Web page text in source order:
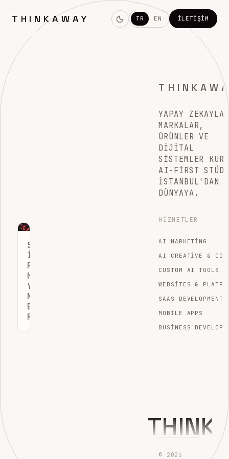
THINKAWAY TR EN İLETIŞIM
SEO
ILE
POTANSIYEL
MÜŞTERI
YARATMA:
NITELIKLI
BÜYÜME
REHBERI
YAPAY ZEKAYLA
MARKALAR,
ÜRÜNLER VE
DIJITAL
SISTEMLER
AI-FIRST
İSTANBUL'DAN
DÜNYAYA.
HIZMETLER
AI MARKETING
AI CREATIVE & CGI
CUSTOM AI TOOLS
WEBSITES &
SAAS DEVELOPMENT
MOBILE APPS
BUSINESS
© 2026